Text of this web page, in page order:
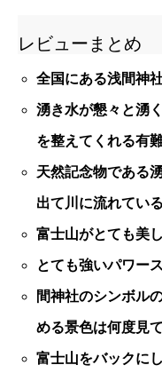
レビューまとめ
全国にある浅間神
湧き水が懇々と湧
を整えてくれる有
天然記念物である
出て川に流れている
富士山がとても美
とても強いパワー
間神社のシンボル
める景色は何度見
富士山をバックに